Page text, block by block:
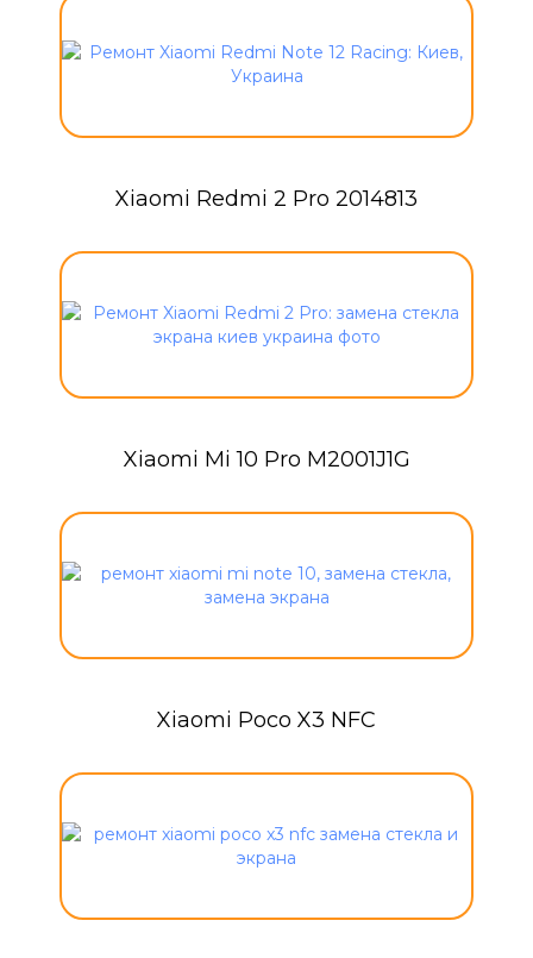
Xiaomi Redmi 2 Pro 2014813
Xiaomi Mi 10 Pro M2001J1G
Xiaomi Poco X3 NFC